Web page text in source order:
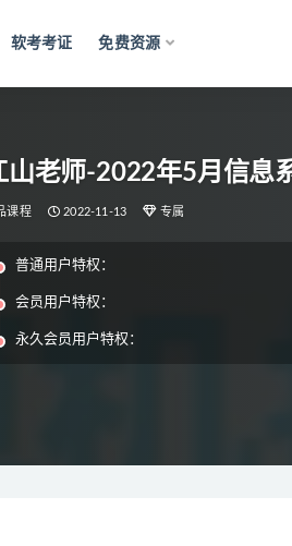
软考考证 免费资源
山老师-2022年5月信息
课程 2022-11-13 专属
普通用户特权：
会员用户特权：
永久会员用户特权：